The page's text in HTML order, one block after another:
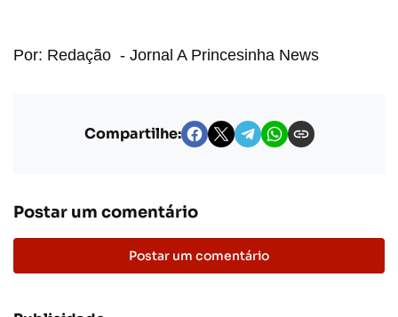
Por: Redação - Jornal A Princesinha News
Compartilhe:
Postar um comentário
Postar um comentário